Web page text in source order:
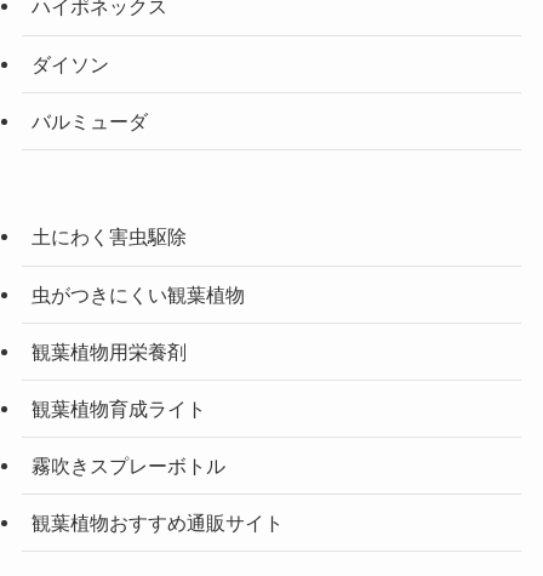
ハイポネックス
ダイソン
バルミューダ
土にわく害虫駆除
虫がつきにくい観葉植物
観葉植物用栄養剤
観葉植物育成ライト
霧吹きスプレーボトル
観葉植物おすすめ通販サイト